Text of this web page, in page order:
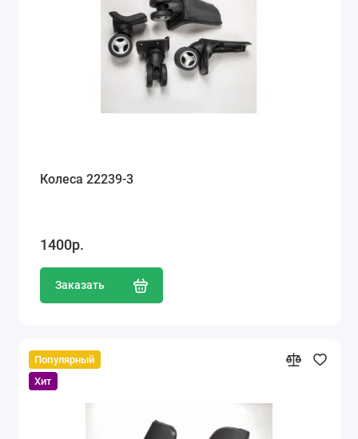
Колеса 22239-3
1400р.
Заказать
Популярный
Хит